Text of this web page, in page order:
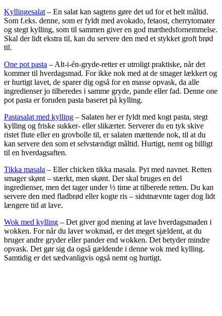
Kyllingesalat – En salat kan sagtens gøre det ud for et helt måltid.
Som f.eks. denne, som er fyldt med avokado, fetaost, cherrytomater
og stegt kylling, som til sammen giver en god mæthedsfornemmelse.
Skal der lidt ekstra til, kan du servere den med et stykket groft brød
til.
One pot pasta – Alt-i-én-gryde-retter er utroligt praktiske, når det
kommer til hverdagsmad. For ikke nok med at de smager lækkert og
er hurtigt lavet, de sparer dig også for en masse opvask, da alle
ingredienser jo tilberedes i samme gryde, pande eller fad. Denne one
pot pasta er foruden pasta baseret på kylling.
Pastasalat med kylling – Salaten her er fyldt med kogt pasta, stegt
kylling og friske sukker- eller slikærter. Serverer du en tyk skive
ristet flute eller en grovbolle til, er salaten mættende nok, til at du
kan servere den som et selvstændigt måltid. Hurtigt, nemt og billigt
til en hverdagsaften.
Tikka masala – Eller chicken tikka masala. Pyt med navnet. Retten
smager skønt – stærkt, men skønt. Der skal bruges en del
ingredienser, men det tager under ½ time at tilberede retten. Du kan
servere den med fladbrød eller kogte ris – sidstnævnte tager dog lidt
længere tid at lave.
Wok med kylling – Det giver god mening at lave hverdagsmaden i
wokken. For når du laver wokmad, er det meget sjældent, at du
bruger andre gryder eller pander end wokken. Det betyder mindre
opvask. Det gør sig da også gældende i denne wok med kylling.
Samtidig er det sædvanligvis også nemt og hurtigt.